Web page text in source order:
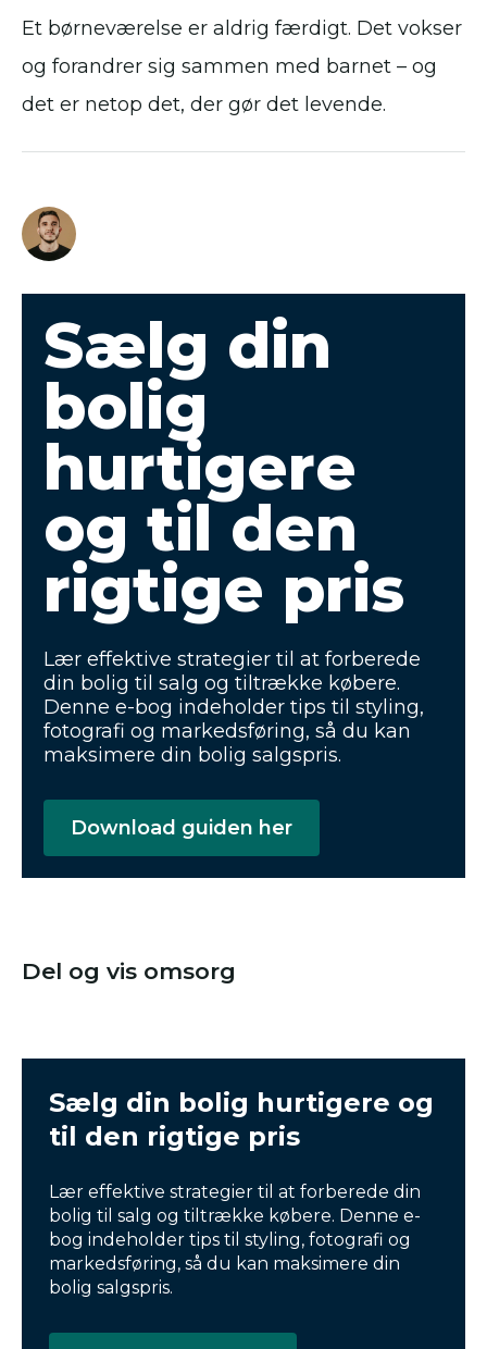
Et børneværelse er aldrig færdigt. Det vokser
og forandrer sig sammen med barnet – og
det er netop det, der gør det levende.
Sælg din
bolig
hurtigere
og til den
rigtige pris
Lær effektive strategier til at forberede
din bolig til salg og tiltrække købere.
Denne e-bog indeholder tips til styling,
fotografi og markedsføring, så du kan
maksimere din bolig salgspris.
Download guiden her
Del og vis omsorg
Sælg din bolig hurtigere og
til den rigtige pris
Lær effektive strategier til at forberede din
bolig til salg og tiltrække købere. Denne e-
bog indeholder tips til styling, fotografi og
markedsføring, så du kan maksimere din
bolig salgspris.